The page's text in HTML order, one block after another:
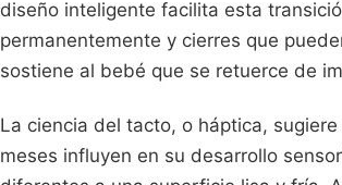
diseño inteligente facilita esta
permanentemente y cierres que
sostiene al bebé que se retuerce de
La ciencia del tacto, o háptica,
meses influyen en su desarrollo